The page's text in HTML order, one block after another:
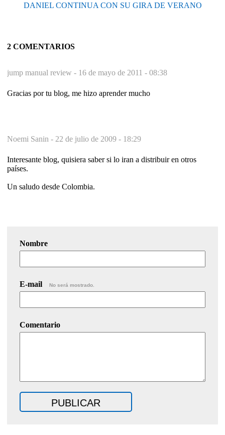
DANIEL CONTINUA CON SU GIRA DE VERANO
2 COMENTARIOS
jump manual review - 16 de mayo de 2011 - 08:38
Gracias por tu blog, me hizo aprender mucho
Noemi Sanin - 22 de julio de 2009 - 18:29
Interesante blog, quisiera saber si lo iran a distribuir en otros
países.
Un saludo desde Colombia.
Nombre
E-mail No será mostrado.
Comentario